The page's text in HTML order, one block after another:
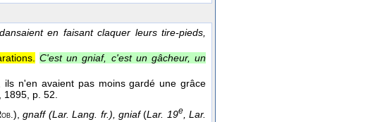
en faisant claquer leurs tire-pieds,
C'est un gniaf, c'est un gâcheur, un
ils n'en avaient pas moins gardé une grâce
, 1895, p. 52.
),gnaff (Lar. Lang. fr.), gniaf(Lar. 19e, Lar.